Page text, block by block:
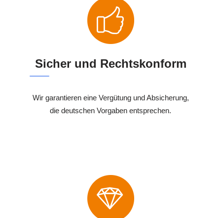
Sicher und Rechtskonform
Wir garantieren eine Vergütung und Absicherung,
die deutschen Vorgaben entsprechen.